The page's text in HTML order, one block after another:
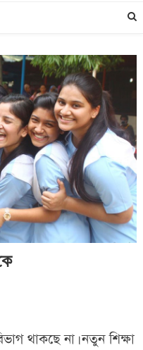
থাকছে না। নতুন শিক্ষা